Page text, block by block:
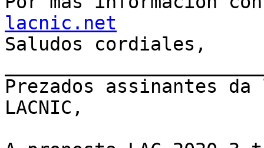
lacnic.net
Saludos cordiales,
﻿Prezados assinantes
LACNIC,